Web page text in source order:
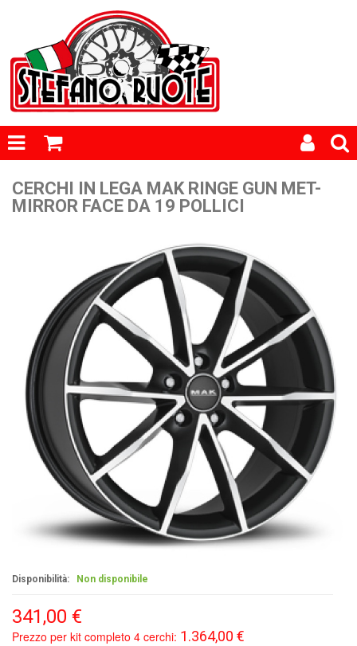
CERCHI IN LEGA MAK RINGE GUN MET-
MIRROR FACE DA 19 POLLICI
Disponibilità: Non disponibile
341,00 €
Prezzo per kit completo 4 cerchi: 1.364,00 €